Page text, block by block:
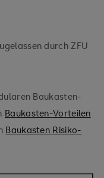
durch ZFU
Baukasten-
Baukasten-Vorteilen
Baukasten Risiko-